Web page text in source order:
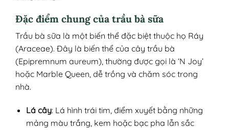
Đặc điểm chung của trầu bà sữa
Trầu bà sữa là một biến thể đặc biệt thuộc họ Ráy
(Araceae). Đây là biến thể của cây trầu bà
(Epipremnum aureum), thường được gọi là ‘N Joy’
hoặc Marble Queen, dễ trồng và chăm sóc trong
nhà.
Lá cây: Lá hình trái tim, điểm xuyết bằng những
mảng màu trắng, kem hoặc bạc pha lẫn sắc